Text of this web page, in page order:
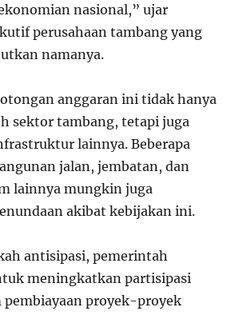
nasional,” ujar
perusahaan tambang yang
namanya.
anggaran ini tidak hanya
sektor tambang, tetapi juga
lainnya. Beberapa
jalan, jembatan, dan
lainnya mungkin juga
akibat kebijakan ini.
antisipasi, pemerintah
meningkatkan partisipasi
pembiayaan proyek-proyek